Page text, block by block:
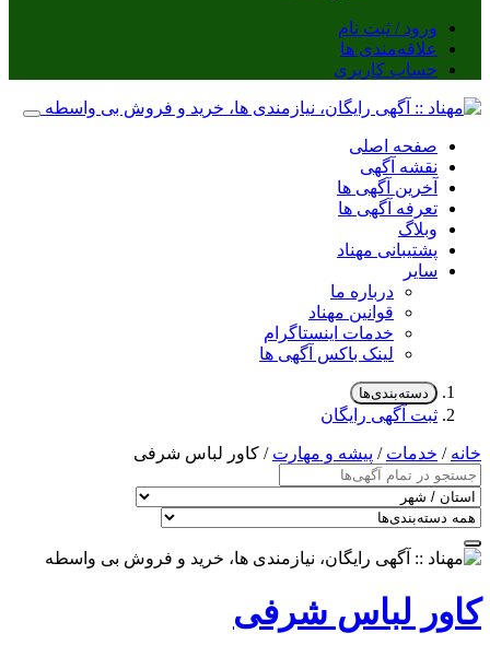
ورود / ثبت نام
علاقه‌مندی ها
حساب کاربری
صفحه اصلی
نقشه آگهی
آخرین آگهی ها
تعرفه آگهی ها
وبلاگ
پشتیبانی مهناد
سایر
درباره ما
قوانین مهناد
خدمات اینستاگرام
لینک باکس آگهی ها
دسته‌بندی‌ها
ثبت آگهی رایگان
خانه/ خدمات/ پیشه و مهارت/ کاور لباس شرفی
کاور لباس شرفی